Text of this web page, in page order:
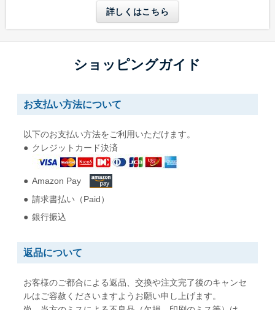
A4三つ折りが入る A4三つ折りが入る
W92 x H235 mm
長形40号
W90 x H225 mm
W287 x H382 mm
B4用紙が折らずに入る
W270 x H382 mm
角形2号
W240 x H332 mm
A4用紙が折らずに入る
角形3号
W216 x H277 mm W197 x H267 mm
詳しくはこちら
ショッピングガイド
お支払い方法について
以下のお支払い方法をご利用いただけます。
クレジットカード決済
Amazon Pay
請求書払い（Paid）
銀行振込
返品について
お客様のご都合による返品、交換や注文完了後のキャンセ
ルはご容赦くださいますようお願い申し上げます。